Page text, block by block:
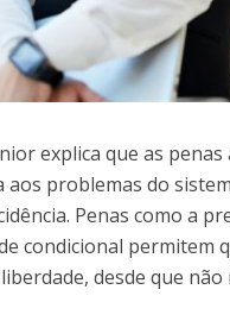
explica que as
problemas do
Penas como a
condicional permitem
desde que